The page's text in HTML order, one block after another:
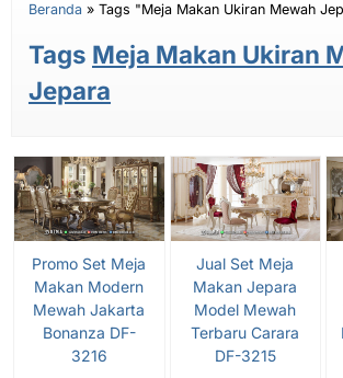
Beranda » Tags "Meja Makan Ukiran Mewah
Tags Meja Makan Ukiran
Jepara
Promo Set Meja
Makan Modern
Mewah Jakarta
Bonanza DF-
3216
Jual Set Meja
Makan Jepara
Model Mewah
Terbaru Carara
DF-3215